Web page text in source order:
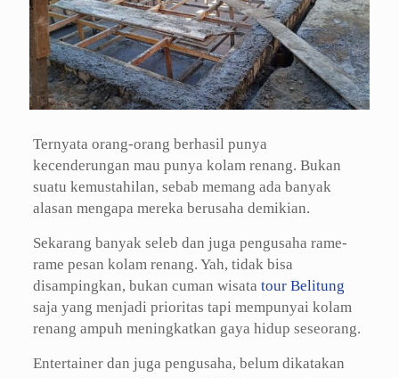
Ternyata orang-orang berhasil punya
kecenderungan mau punya kolam renang. Bukan
suatu kemustahilan, sebab memang ada banyak
alasan mengapa mereka berusaha demikian.
Sekarang banyak seleb dan juga pengusaha rame-
rame pesan kolam renang. Yah, tidak bisa
disampingkan, bukan cuman wisata tour Belitung
saja yang menjadi prioritas tapi mempunyai kolam
renang ampuh meningkatkan gaya hidup seseorang.
Entertainer dan juga pengusaha, belum dikatakan